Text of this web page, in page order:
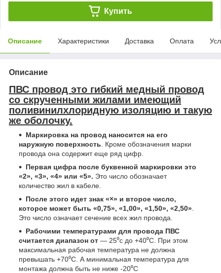
Купить
Описание Характеристики Доставка Оплата
Описание
ПВС провод это гибкий медный провод
со скрученными жилами имеющий
поливинилхлоридную изоляцию и такую
же оболочку.
Маркировка на провод наносится на его
наружную поверхность . Кроме обозначения марки
провода она содержит еще ряд цифр.
Первая цифра после буквенной маркировки это
«2», «3», «4» или «5». Это число обозначает
количество жил в кабеле.
После этого идет знак «×» и второе число,
которое может быть «0,75», «1,00», «1,50», «2,50»
Это число означает сечение всех жил провода.
Рабочими температурами для провода ПВС
считается диапазон от — 25⁰с до +40⁰С. При этом
максимальная рабочая температура не должна
превышать +70⁰С. А минимальная температура для
монтажа должна быть не ниже -20⁰С